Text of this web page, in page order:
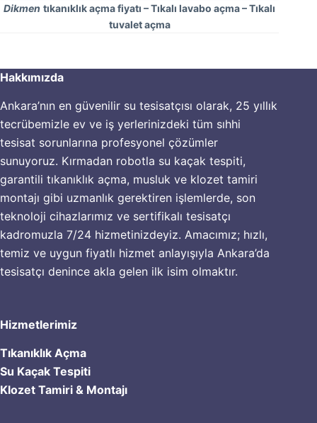
Dikmen tıkanıklık açma fiyatı – Tıkalı lavabo açma – Tıkalı
tuvalet açma
Hakkımızda
Ankara’nın en güvenilir su tesisatçısı olarak, 25 yıllık
tecrübemizle ev ve iş yerlerinizdeki tüm sıhhi
tesisat sorunlarına profesyonel çözümler
sunuyoruz. Kırmadan robotla su kaçak tespiti,
garantili tıkanıklık açma, musluk ve klozet tamiri
montajı gibi uzmanlık gerektiren işlemlerde, son
teknoloji cihazlarımız ve sertifikalı tesisatçı
kadromuzla 7/24 hizmetinizdeyiz. Amacımız; hızlı,
temiz ve uygun fiyatlı hizmet anlayışıyla Ankara’da
tesisatçı denince akla gelen ilk isim olmaktır.
Hizmetlerimiz
Tıkanıklık Açma
Su Kaçak Tespiti
Klozet Tamiri & Montajı